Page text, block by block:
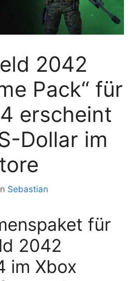
2042
Pack“ für
erscheint
Dollar im
Sebastian
für
2042
im Xbox